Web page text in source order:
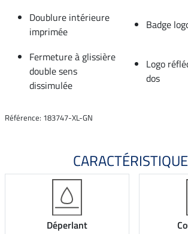
Doublure intérieure
imprimée
Badge
Fermeture à glissière
double sens
dissimulée
Logo
dos
Référence: 183747-XL-GN
Déperlant